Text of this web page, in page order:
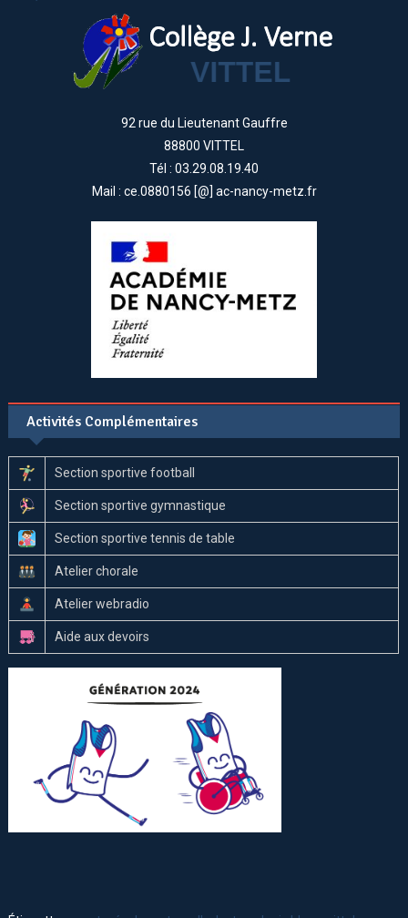
92 rue du Lieutenant Gauffre
88800 VITTEL
Tél : 03.29.08.19.40
Mail : ce.0880156 [@] ac-nancy-metz.fr
Activités Complémentaires
Section sportive football
Section sportive gymnastique
Section sportive tennis de table
Atelier chorale
Atelier webradio
Aide aux devoirs